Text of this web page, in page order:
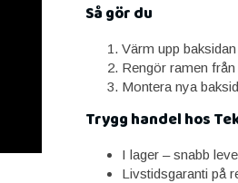
Så gör du
Värm upp
Rengör ramen
Montera nya
Trygg handel hos
I lager – snabb
Livstidsgaranti på